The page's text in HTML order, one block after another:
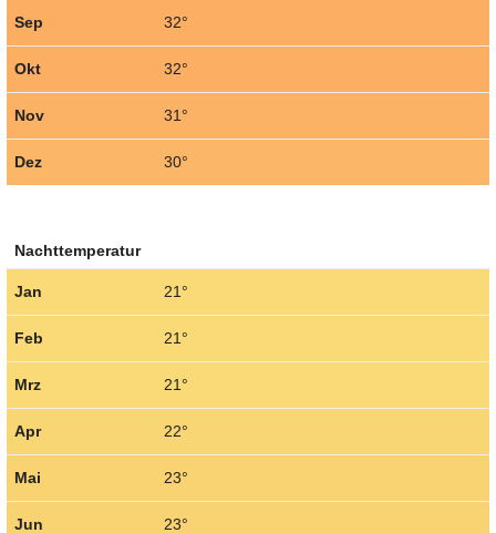
Sep 32°
Okt 32°
Nov 31°
Dez 30°
Nachttemperatur
Jan 21°
Feb 21°
Mrz 21°
Apr 22°
Mai 23°
Jun 23°